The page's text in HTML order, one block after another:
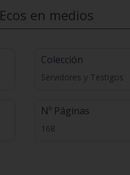
Ecos en medios
Colección
Servidores y Testigos
Nº Páginas
168